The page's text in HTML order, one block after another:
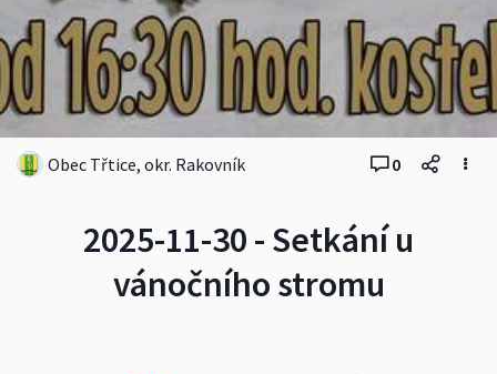
2025-11-30 - Setkání u
vánočního stromu
Obec Třtice, okr. Rakovník 0